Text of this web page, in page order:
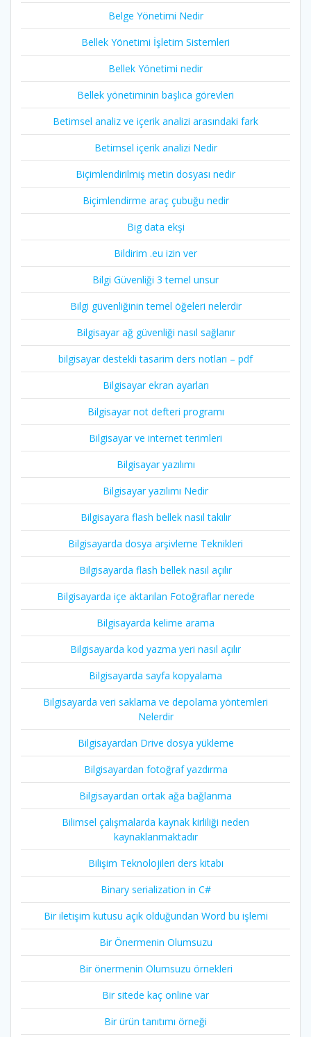
Belge Yönetimi Nedir
Bellek Yönetimi İşletim Sistemleri
Bellek Yönetimi nedir
Bellek yönetiminin başlıca görevleri
Betimsel analiz ve içerik analizi arasındaki fark
Betimsel içerik analizi Nedir
Biçimlendirilmiş metin dosyası nedir
Biçimlendirme araç çubuğu nedir
Big data ekşi
Bildirim .eu izin ver
Bilgi Güvenliği 3 temel unsur
Bilgi güvenliğinin temel öğeleri nelerdir
Bilgisayar ağ güvenliği nasıl sağlanır
bilgisayar destekli tasarim ders notları – pdf
Bilgisayar ekran ayarları
Bilgisayar not defteri programı
Bilgisayar ve internet terimleri
Bilgisayar yazılımı
Bilgisayar yazılımı Nedir
Bilgisayara flash bellek nasıl takılır
Bilgisayarda dosya arşivleme Teknikleri
Bilgisayarda flash bellek nasıl açılır
Bilgisayarda içe aktarılan Fotoğraflar nerede
Bilgisayarda kelime arama
Bilgisayarda kod yazma yeri nasıl açılır
Bilgisayarda sayfa kopyalama
Bilgisayarda veri saklama ve depolama yöntemleri
Nelerdir
Bilgisayardan Drive dosya yükleme
Bilgisayardan fotoğraf yazdırma
Bilgisayardan ortak ağa bağlanma
Bilimsel çalışmalarda kaynak kirliliği neden
kaynaklanmaktadır
Bilişim Teknolojileri ders kitabı
Binary serialization in C#
Bir iletişim kutusu açık olduğundan Word bu işlemi
Bir Önermenin Olumsuzu
Bir önermenin Olumsuzu örnekleri
Bir sitede kaç online var
Bir ürün tanıtımı örneği